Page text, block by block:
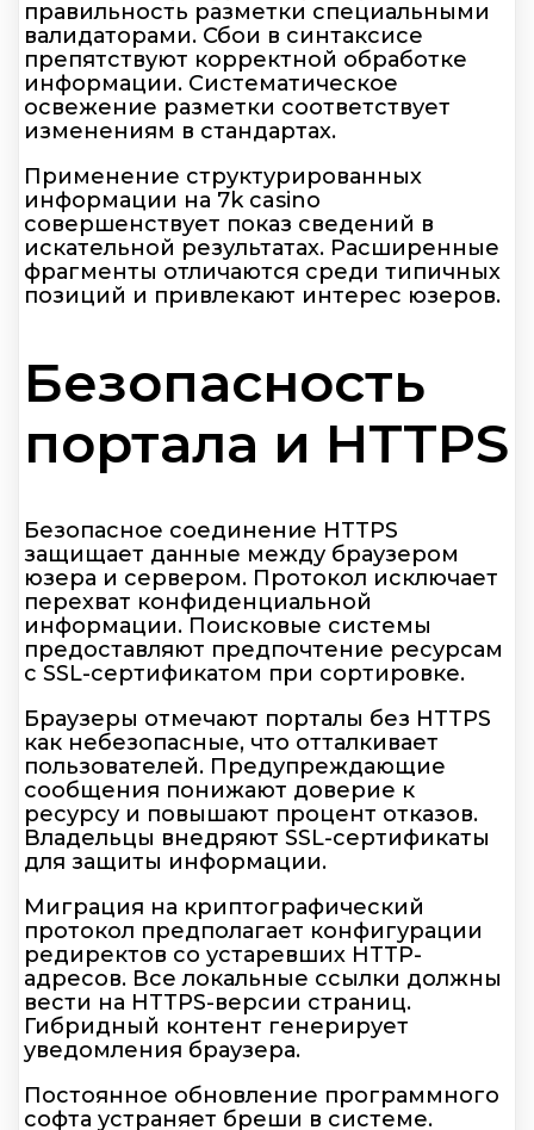
правильность разметки специальными
валидаторами. Сбои в синтаксисе
препятствуют корректной обработке
информации. Систематическое
освежение разметки соответствует
изменениям в стандартах.
Применение структурированных
информации на 7k casino
совершенствует показ сведений в
искательной результатах. Расширенные
фрагменты отличаются среди типичных
позиций и привлекают интерес юзеров.
Безопасность
портала и HTTPS
Безопасное соединение HTTPS
защищает данные между браузером
юзера и сервером. Протокол исключает
перехват конфиденциальной
информации. Поисковые системы
предоставляют предпочтение ресурсам
с SSL-сертификатом при сортировке.
Браузеры отмечают порталы без HTTPS
как небезопасные, что отталкивает
пользователей. Предупреждающие
сообщения понижают доверие к
ресурсу и повышают процент отказов.
Владельцы внедряют SSL-сертификаты
для защиты информации.
Миграция на криптографический
протокол предполагает конфигурации
редиректов со устаревших HTTP-
адресов. Все локальные ссылки должны
вести на HTTPS-версии страниц.
Гибридный контент генерирует
уведомления браузера.
Постоянное обновление программного
софта устраняет бреши в системе.